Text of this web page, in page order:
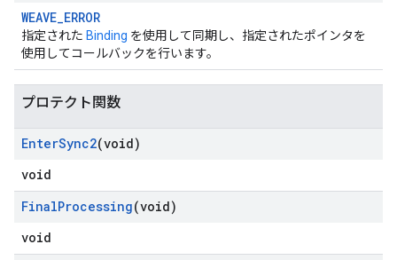
WEAVE_ERROR
指定された Binding を使用して同期し、指定されたポインタを
使用してコールバックを行います。
プロテクト関数
EnterSync2(void)
void
FinalProcessing(void)
void